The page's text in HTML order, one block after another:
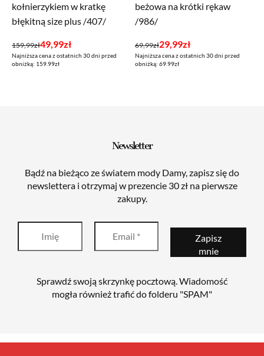
kołnierzykiem w kratkę
błękitną size plus /407/
159,99zł
Pierwotna
cena
49,99zł
Aktualna
cena
Najniższa cena z ostatnich 30 dni przed
obniżką: 159.99zł
beżowa na krótki rękaw
/986/
69,99zł
Pierwotna
cena
29,99zł
Aktualna
cena
Najniższa cena z ostatnich 30 dni przed
obniżką: 69.99zł
Newsletter
Bądź na bieżąco ze światem mody Damy, zapisz się do
newslettera i otrzymaj w prezencie 30 zł na pierwsze
zakupy.
Sprawdź swoją skrzynkę pocztową. Wiadomość
mogła również trafić do folderu "SPAM"